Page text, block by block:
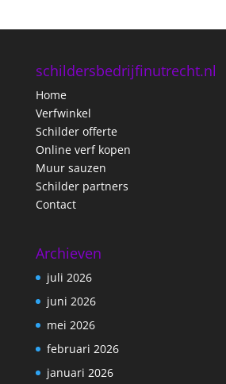
schildersbedrijfinutrecht.nl
Home
Verfwinkel
Schilder offerte
Online verf kopen
Muur sauzen
Schilder partners
Contact
Archieven
juli 2026
juni 2026
mei 2026
februari 2026
januari 2026